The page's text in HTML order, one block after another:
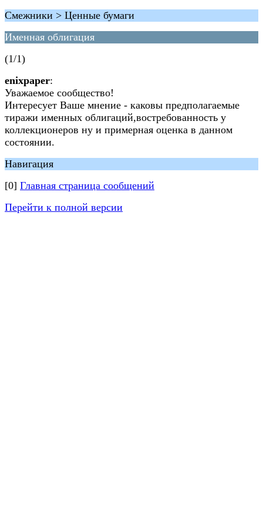
Смежники > Ценные бумаги
Именная облигация
(1/1)
enixpaper:
Уважаемое сообщество!
Интересует Ваше мнение - каковы предполагаемые
тиражи именных облигаций,востребованность у
коллекционеров ну и примерная оценка в данном
состоянии.
Навигация
[0] Главная страница сообщений
Перейти к полной версии